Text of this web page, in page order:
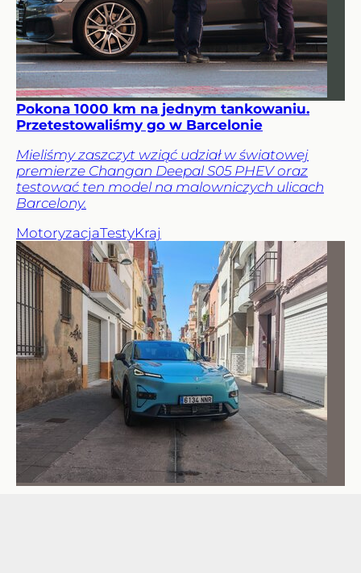
Pokona 1000 km na jednym tankowaniu.
Przetestowaliśmy go w Barcelonie
Mieliśmy zaszczyt wziąć udział w światowej
premierze Changan Deepal S05 PHEV oraz
testować ten model na malowniczych ulicach
Barcelony.
MotoryzacjaTestyKraj